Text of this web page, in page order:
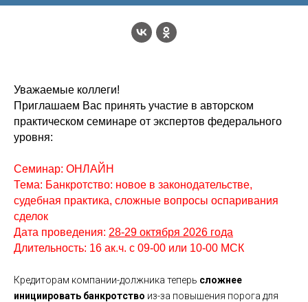
Уважаемые коллеги!
Приглашаем Вас принять участие в авторском
практическом семинаре от экспертов федерального
уровня:
Семинар: ОНЛАЙН
Тема: Банкротство: новое в законодательстве,
судебная практика, сложные вопросы оспаривания
сделок
Дата проведения: 28-29 октября 2026 года
Длительность: 16 ак.ч. с 09-00 или 10-00 МСК
Кредиторам компании-должника теперь сложнее
инициировать банкротство из-за повышения порога для